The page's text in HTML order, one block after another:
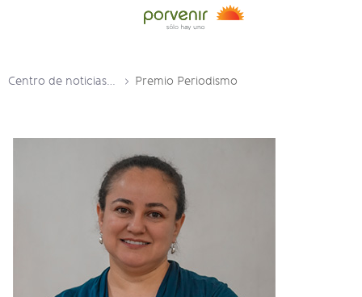
Centro de noticias y prensa Premio Periodismo